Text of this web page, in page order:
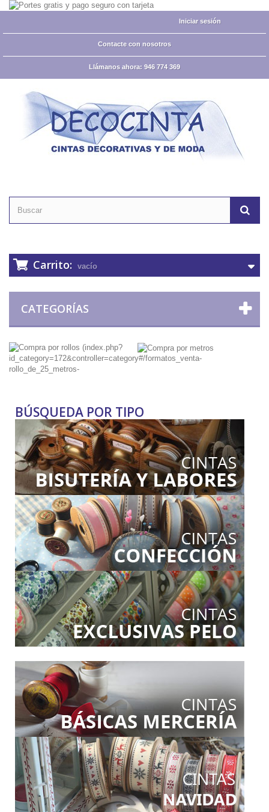
Iniciar sesión
Contacte con nosotros
Llámanos ahora: 946 774 369
Carrito: vacío
CATEGORÍAS
BÚSQUEDA POR TIPO